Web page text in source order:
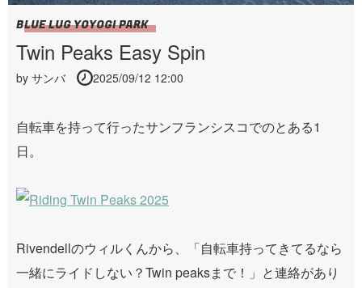
BLUE LUG YOYOGI PARK
Twin Peaks Easy Spin
by サンバ 2025/09/12 12:00
自転車を持って行ったサンフランシスコでのとある1
日。
Rivendellのウィルくんから、「自転車持ってきてるなら
一緒にライドしない？Twin peaksまで！」と連絡があり